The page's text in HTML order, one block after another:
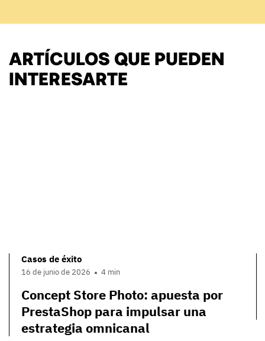
ARTÍCULOS QUE PUEDEN
INTERESARTE
Casos de éxito
16 de junio de 2026 4 min
Concept Store Photo: apuesta por
PrestaShop para impulsar una
estrategia omnicanal